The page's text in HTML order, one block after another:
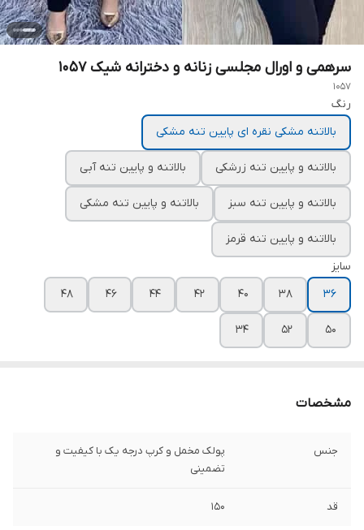
سرهمی و اورال مجلسی زنانه و دخترانه شیک ۱۰۵۷
1057
رنگ
بالاتنه مشکی نقره ای پایین تنه مشکی
بالاتنه و پایین تنه زرشکی بالاتنه و پایین تنه آبی
بالاتنه و پایین تنه سبز بالاتنه و پایین تنه مشکی
بالاتنه و پایین تنه قرمز
سایز
۳۶
۳۸ ۴۰ ۴۲ ۴۴ ۴۶ ۴۸
۵۰ ۵۲ ۳۴
مشخصات
جنس
پولک مخمل و کرپ درجه یک با کیفیت و
تضمینی
قد ۱۵۰